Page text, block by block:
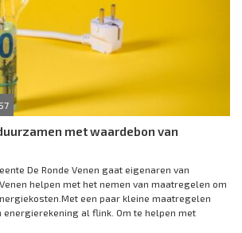
met waardebon van
De Ronde Venen gaat eigenaren van
helpen met het nemen van maatregelen om
een paar kleine maatregelen
al flink. Om te helpen met